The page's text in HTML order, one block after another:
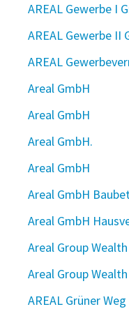
AREAL Gewerbe I
AREAL Gewerbe II
AREAL
Areal GmbH
Areal GmbH
Areal GmbH.
Areal GmbH
Areal GmbH
Areal GmbH
Areal Group
Areal Group
AREAL Grüner